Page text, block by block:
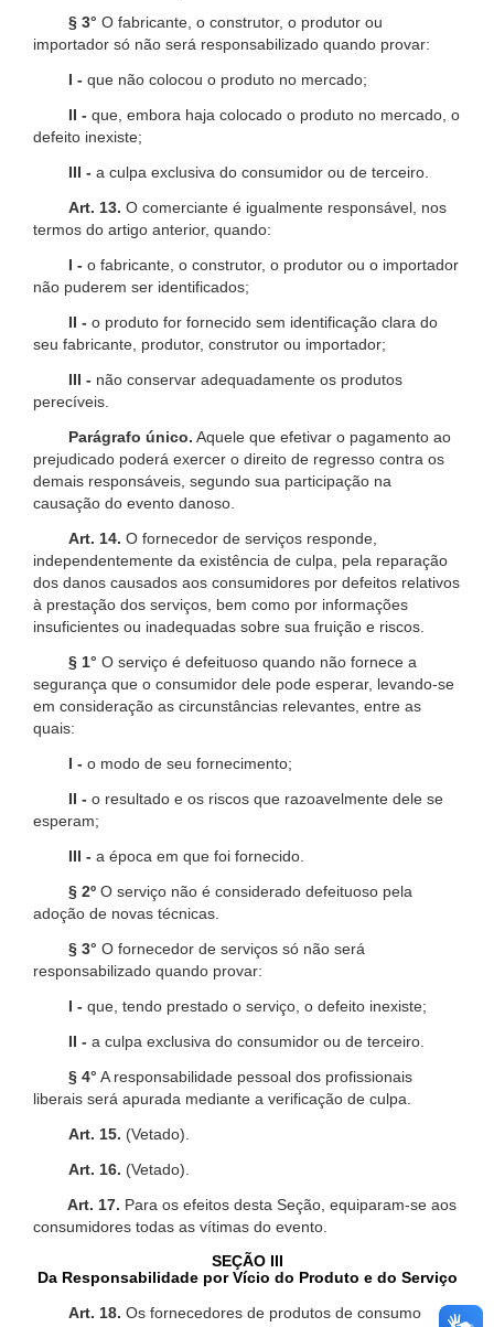
§ 3° O fabricante, o construtor, o produtor ou
importador só não será responsabilizado quando provar:
I - que não colocou o produto no mercado;
II - que, embora haja colocado o produto no mercado, o
defeito inexiste;
III - a culpa exclusiva do consumidor ou de terceiro.
Art. 13. O comerciante é igualmente responsável, nos
termos do artigo anterior, quando:
I - o fabricante, o construtor, o produtor ou o importador
não puderem ser identificados;
II - o produto for fornecido sem identificação clara do
seu fabricante, produtor, construtor ou importador;
III - não conservar adequadamente os produtos
perecíveis.
Parágrafo único. Aquele que efetivar o pagamento ao
prejudicado poderá exercer o direito de regresso contra os
demais responsáveis, segundo sua participação na
causação do evento danoso.
Art. 14. O fornecedor de serviços responde,
independentemente da existência de culpa, pela reparação
dos danos causados aos consumidores por defeitos relativos
à prestação dos serviços, bem como por informações
insuficientes ou inadequadas sobre sua fruição e riscos.
§ 1° O serviço é defeituoso quando não fornece a
segurança que o consumidor dele pode esperar, levando-se
em consideração as circunstâncias relevantes, entre as
quais:
I - o modo de seu fornecimento;
II - o resultado e os riscos que razoavelmente dele se
esperam;
III - a época em que foi fornecido.
§ 2º O serviço não é considerado defeituoso pela
adoção de novas técnicas.
§ 3° O fornecedor de serviços só não será
responsabilizado quando provar:
I - que, tendo prestado o serviço, o defeito inexiste;
II - a culpa exclusiva do consumidor ou de terceiro.
§ 4° A responsabilidade pessoal dos profissionais
liberais será apurada mediante a verificação de culpa.
Art. 15. (Vetado).
Art. 16. (Vetado).
Art. 17. Para os efeitos desta Seção, equiparam-se aos
consumidores todas as vítimas do evento.
SEÇÃO III
Da Responsabilidade por Vício do Produto e do Serviço
Art. 18. Os fornecedores de produtos de consumo